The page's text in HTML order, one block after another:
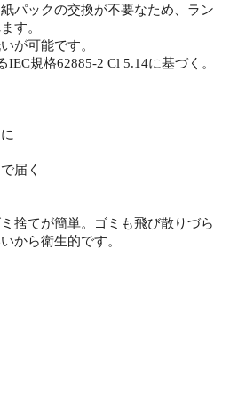
パックの交換が不要なため、ラン
す。
が可能です。
規格62885-2 Cl 5.14に基づく。
届く
捨てが簡単。ゴミも飛び散りづら
から衛生的です。